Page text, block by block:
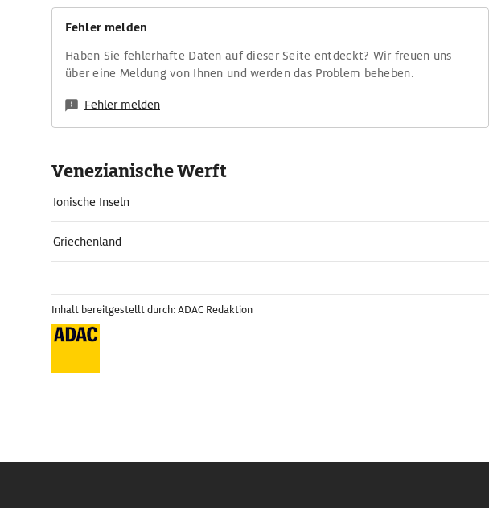
Fehler melden
Haben Sie fehlerhafte Daten auf dieser Seite entdeckt? Wir freuen uns
über eine Meldung von Ihnen und werden das Problem beheben.
Fehler melden
Venezianische Werft
Ionische Inseln
Griechenland
Inhalt bereitgestellt durch: ADAC Redaktion